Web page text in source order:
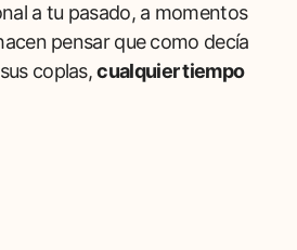
a tu pasado, a momentos
pensar que como decía
coplas,cualquier tiempo